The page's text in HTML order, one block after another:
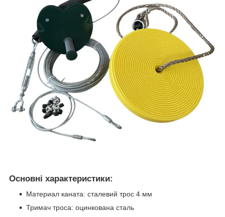
Основні характеристики:
Материал каната: сталевий трос 4 мм
Тримач троса: оцинкована сталь